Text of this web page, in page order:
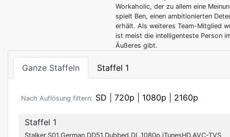
Workaholic, der zu allem eine
spielt Ben, einen ambitionierten
erhält. Als weiteres Team-Mitglied
ist meist die intelligenteste Person
Äußeres gibt.
Ganze Staffeln Staffel 1
Nach Auflösung filtern: SD 720p 1080p 2160p
Staffel 1
Stalker.S01.German.DD51.Dubbed.DL.1080p.iTunesHD.AVC-TVS